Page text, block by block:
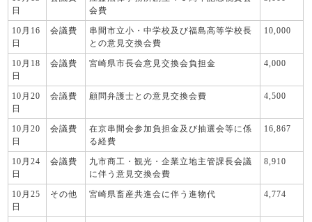
日
会費
10月16
日
会議費
串間市立小・中学校及び福島高等学校長
との意見交換会費
10,000
10月18
日
会議費 宮崎県市長会意見交換会負担金 4,000
10月20
日
会議費 顧問弁護士との意見交換会費 4,500
10月20
日
会議費
在京串間会参加負担金及び抽選会等に係
る経費
16,867
10月24
日
会議費
九市商工・観光・企業立地主管課長会議
に伴う意見交換会費
8,910
10月25
日
その他 宮崎県畜産共進会に伴う進物代 4,774